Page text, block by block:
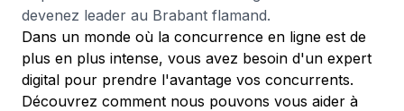
devenez leader au Brabant flamand.
Dans un monde où la concurrence en ligne est de
plus en plus intense, vous avez besoin d'un expert
digital pour prendre l'avantage vos concurrents.
Découvrez comment nous pouvons vous aider à